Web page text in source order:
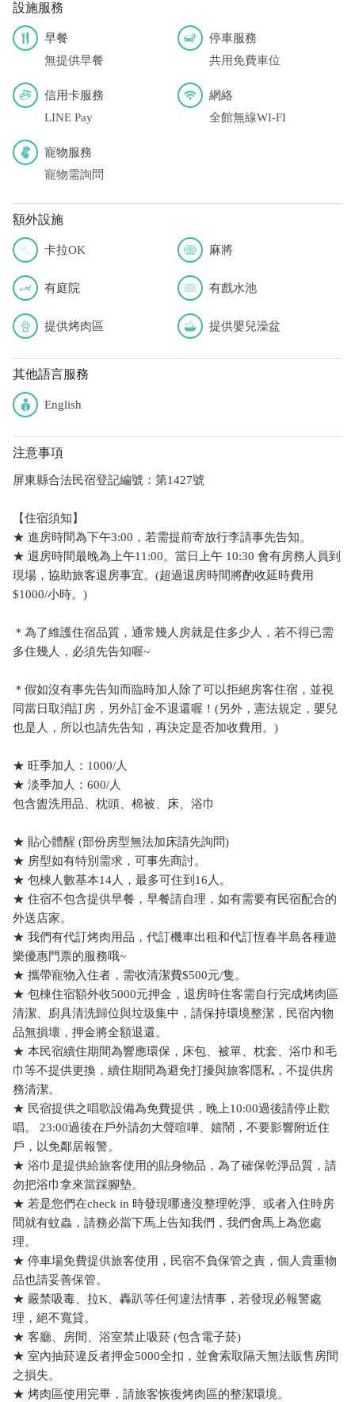
設施服務
早餐
無提供早餐
停車服務
共用免費車位
信用卡服務
LINE Pay
網絡
全館無線WI-FI
寵物服務
寵物需詢問
額外設施
卡拉OK 麻將
有庭院 有戲水池
提供烤肉區 提供嬰兒澡盆
其他語言服務
English
注意事項
屏東縣合法民宿登記編號：第1427號
【住宿須知】
★ 進房時間為下午3:00，若需提前寄放行李請事先告知。
★ 退房時間最晚為上午11:00。當日上午 10:30 會有房務人員到
現場，協助旅客退房事宜。(超過退房時間將酌收延時費用
$1000/小時。)
＊為了維護住宿品質，通常幾人房就是住多少人，若不得已需
多住幾人，必須先告知喔~
＊假如沒有事先告知而臨時加人除了可以拒絕房客住宿，並視
同當日取消訂房，另外訂金不退還喔！(另外，憲法規定，嬰兒
也是人，所以也請先告知，再決定是否加收費用。)
★ 旺季加人：1000/人
★ 淡季加人：600/人
包含盥洗用品、枕頭、棉被、床、浴巾
★ 貼心體醒 (部份房型無法加床請先詢問)
★ 房型如有特別需求，可事先商討。
★ 包棟人數基本14人，最多可住到16人。
★ 住宿不包含提供早餐，早餐請自理，如有需要有民宿配合的
外送店家。
★ 我們有代訂烤肉用品，代訂機車出租和代訂恆春半島各種遊
樂優惠門票的服務哦~
★ 攜帶寵物入住者，需收清潔費$500元/隻。
★ 包棟住宿額外收5000元押金，退房時住客需自行完成烤肉區
清潔、廚具清洗歸位與垃圾集中，請保持環境整潔，民宿內物
品無損壞，押金將全額退還。
★ 本民宿續住期間為響應環保，床包、被單、枕套、浴巾和毛
巾等不提供更換，續住期間為避免打擾與旅客隱私，不提供房
務清潔。
★ 民宿提供之唱歌設備為免費提供，晚上10:00過後請停止歡
唱。 23:00過後在戶外請勿大聲喧嘩、嬉鬧，不要影響附近住
戶，以免鄰居報警。
★ 浴巾是提供給旅客使用的貼身物品，為了確保乾淨品質，請
勿把浴巾拿來當踩腳墊。
★ 若是您們在check in 時發現哪邊沒整理乾淨、或者入住時房
間就有蚊蟲，請務必當下馬上告知我們，我們會馬上為您處
理。
★ 停車場免費提供旅客使用，民宿不負保管之責，個人貴重物
品也請妥善保管。
★ 嚴禁吸毒、拉K、轟趴等任何違法情事，若發現必報警處
理，絕不寬貸。
★ 客廳、房間、浴室禁止吸菸 (包含電子菸)
★ 室內抽菸違反者押金5000全扣，並會索取隔天無法販售房間
之損失。
★ 烤肉區使用完畢，請旅客恢復烤肉區的整潔環境。